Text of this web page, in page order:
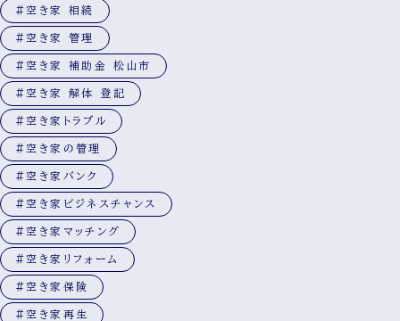
#空き家 相続
#空き家 管理
#空き家 補助金 松山市
#空き家 解体 登記
#空き家トラブル
#空き家の管理
#空き家バンク
#空き家ビジネスチャンス
#空き家マッチング
#空き家リフォーム
#空き家保険
#空き家再生